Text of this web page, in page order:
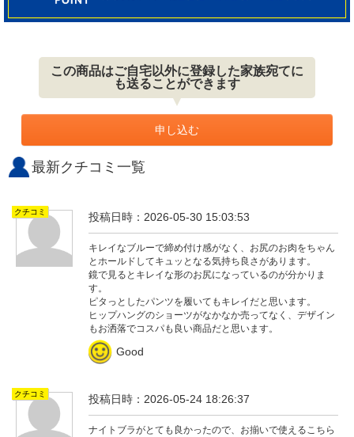
この商品はご自宅以外に登録した家族宛てに
も送ることができます
申し込む
最新クチコミ一覧
クチコミ 投稿日時：2026-05-30 15:03:53
キレイなブルーで締め付け感がなく、お尻のお肉をちゃん
とホールドしてキュッとなる気持ち良さがあります。
鏡で見るとキレイな形のお尻になっているのが分かりま
す。
ピタっとしたパンツを履いてもキレイだと思います。
ヒップハングのショーツがなかなか売ってなく、デザイン
もお洒落でコスパも良い商品だと思います。
Good
クチコミ 投稿日時：2026-05-24 18:26:37
ナイトブラがとても良かったので、お揃いで使えるこちら